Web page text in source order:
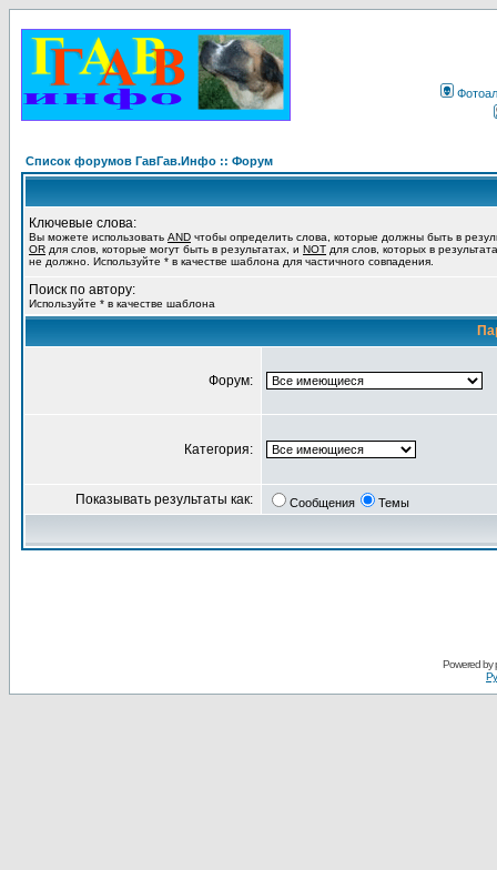
Список форумов ГавГав.Инфо :: Форум
Ключевые слова:
Вы можете использовать AND чтобы определить слова, которые должны быть в
OR для слов, которые могут быть в результатах, и NOT для слов, которых в
не должно. Используйте * в качестве шаблона для частичного совпадения.
Поиск по автору:
Используйте * в качестве шаблона
Форум:
Категория:
Показывать результаты как: Сообщения Темы
Powered by